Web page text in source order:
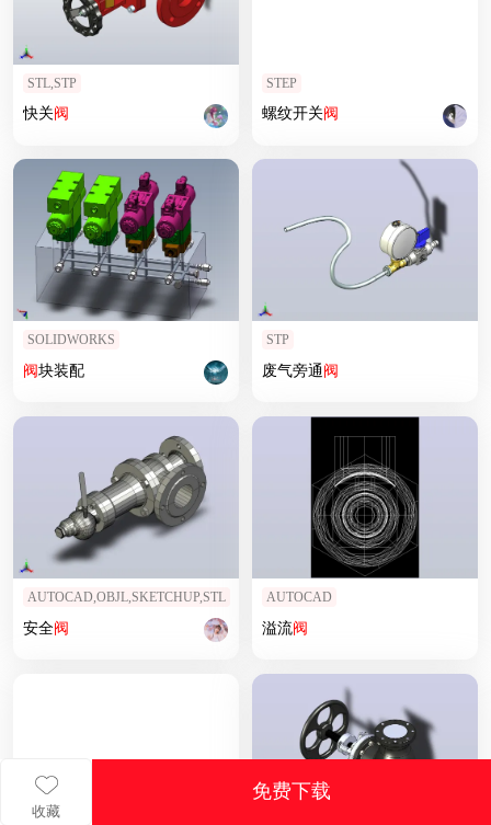
收藏
免费下载
STL,STP
快关阀
STEP
螺纹开关阀
SOLIDWORKS
阀块装配
STP
废气旁通阀
AUTOCAD,OBJL,SKETCHUP,STL
安全阀
AUTOCAD
溢流阀